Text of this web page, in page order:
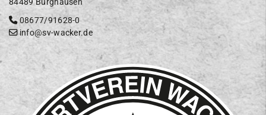
08677/91628-0
info@sv-wacker.de